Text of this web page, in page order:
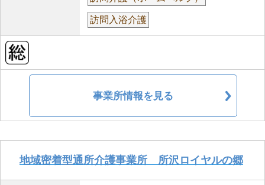
訪問入浴介護
事業所情報を見る
地域密着型通所介護事業所 所沢ロイヤルの郷